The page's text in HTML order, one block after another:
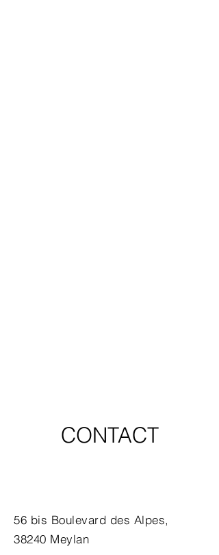
CONTACT
56 bis Boulevard des Alpes,
38240 Meylan